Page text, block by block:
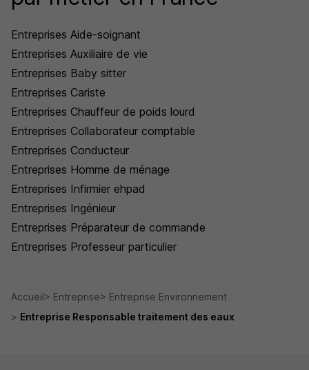
Entreprises Aide-soignant
Entreprises Auxiliaire de vie
Entreprises Baby sitter
Entreprises Cariste
Entreprises Chauffeur de poids lourd
Entreprises Collaborateur comptable
Entreprises Conducteur
Entreprises Homme de ménage
Entreprises Infirmier ehpad
Entreprises Ingénieur
Entreprises Préparateur de commande
Entreprises Professeur particulier
Accueil Entreprise
Entreprise Environnement
Entreprise Responsable traitement des eaux